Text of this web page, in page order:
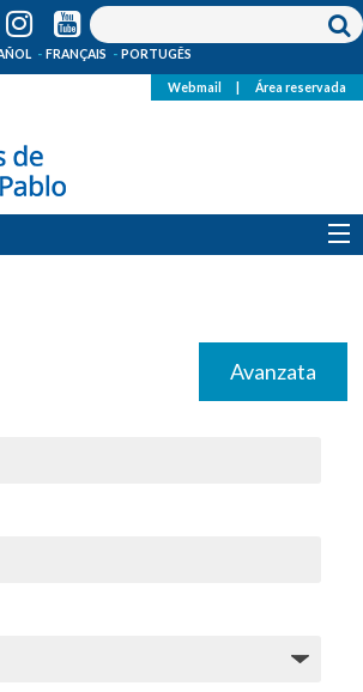
FRANÇAIS PORTUGÊS
Webmail Área reservada
Avanzata